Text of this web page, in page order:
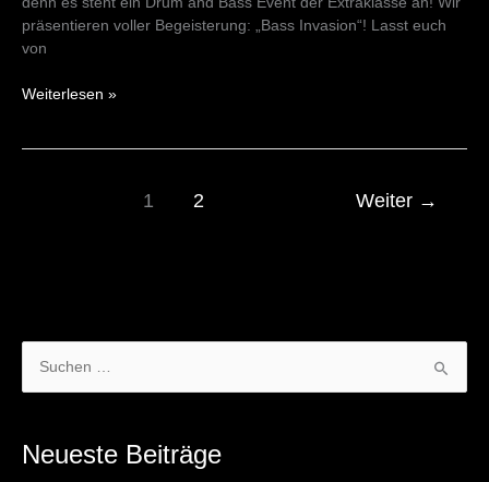
präsentieren voller Begeisterung: „Bass Invasion“! Lasst euch
von
Weiterlesen »
1 2 Weiter →
hNeueste Beiträge